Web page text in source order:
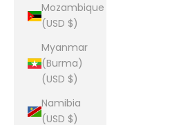
Mozambique
(USD $)
Myanmar
(Burma)
(USD $)
Namibia
(USD $)